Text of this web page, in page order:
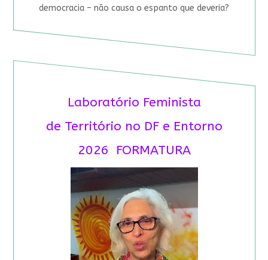
democracia – não causa o espanto que deveria?
Laboratório Feminista
de Território no DF e Entorno
2026 FORMATURA